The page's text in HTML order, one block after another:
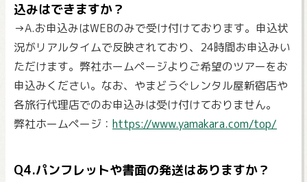
込みはできますか？
→A.お申込みはWEBのみで受け付けております。申込状
況がリアルタイムで反映されており、24時間お申込みい
ただけます。弊社ホームページよりご希望のツアーをお
申込みください。なお、やまどうぐレンタル屋新宿店や
各旅行代理店でのお申込みは受け付けておりません。
弊社ホームページ： https://www.yamakara.com/top/
Q4.パンフレットや書面の発送はありますか？